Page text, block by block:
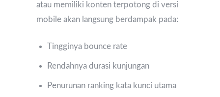
atau memiliki konten terpotong di versi
mobile akan langsung berdampak pada:
Tingginya bounce rate
Rendahnya durasi kunjungan
Penurunan ranking kata kunci utama